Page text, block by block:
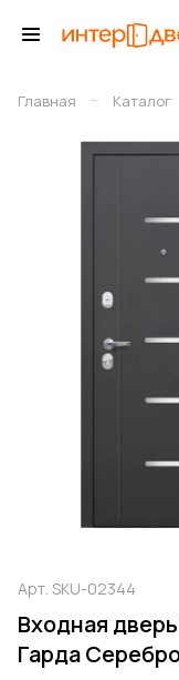
Главная – Каталог
Арт. SKU-02344
Входная
Гарда